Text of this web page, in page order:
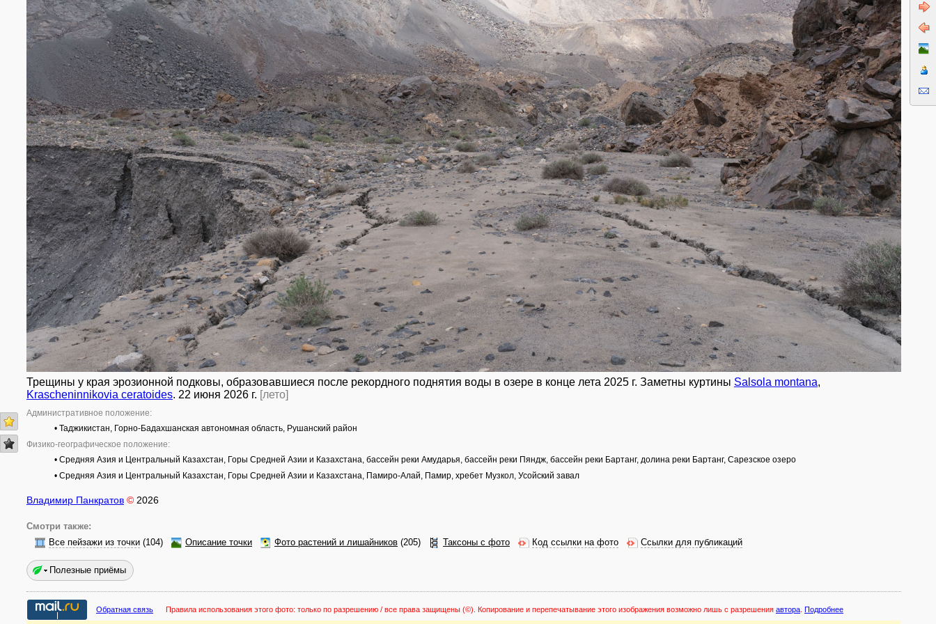
Трещины у края эрозионной подковы, образовавшиеся после рекордного поднятия воды в озере в конце лета 2025 г. Заметны куртины Salsola montana,
Krascheninnikovia ceratoides. 22 июня 2026 г. [лето]
Административное положение:
• Таджикистан, Горно-Бадахшанская автономная область, Рушанский район
Физико-географическое положение:
• Средняя Азия и Центральный Казахстан, Горы Средней Азии и Казахстана, бассейн реки Амударья, бассейн реки Пяндж, бассейн реки Бартанг, долина реки Бартанг, Сарезское озеро
• Средняя Азия и Центральный Казахстан, Горы Средней Азии и Казахстана, Памиро-Алай, Памир, хребет Музкол, Усойский завал
Владимир Панкратов © 2026
Смотри также:
Все пейзажи из точки (104) Описание точки Фото растений и лишайников (205) Таксоны с фото Код ссылки на фото Ссылки для публикаций
Полезные приёмы
Обратная связь Правила использования этого фото: только по разрешению / все права защищены (©). Копирование и перепечатывание этого изображения возможно лишь с разрешения автора Подробнее